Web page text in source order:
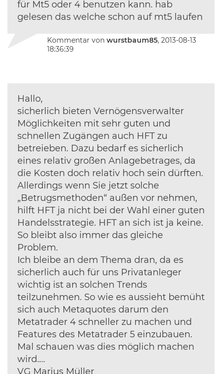
für Mt5 oder 4 benutzen kann. hab
gelesen das welche schon auf mt5 laufen
Kommentar von wurstbaum85, 2013-08-13
18:36:39
Hallo,
sicherlich bieten Vernögensverwalter
Möglichkeiten mit sehr guten und
schnellen Zugängen auch HFT zu
betreieben. Dazu bedarf es sicherlich
eines relativ großen Anlagebetrages, da
die Kosten doch relativ hoch sein dürften.
Allerdings wenn Sie jetzt solche
„Betrugsmethoden“ außen vor nehmen,
hilft HFT ja nicht bei der Wahl einer guten
Handelsstrategie. HFT an sich ist ja keine.
So bleibt also immer das gleiche
Problem.
Ich bleibe an dem Thema dran, da es
sicherlich auch für uns Privatanleger
wichtig ist an solchen Trends
teilzunehmen. So wie es aussieht bemüht
sich auch Metaquotes darum den
Metatrader 4 schneller zu machen und
Features des Metatrader 5 einzubauen.
Mal schauen was dies möglich machen
wird….
VG Marius Müller